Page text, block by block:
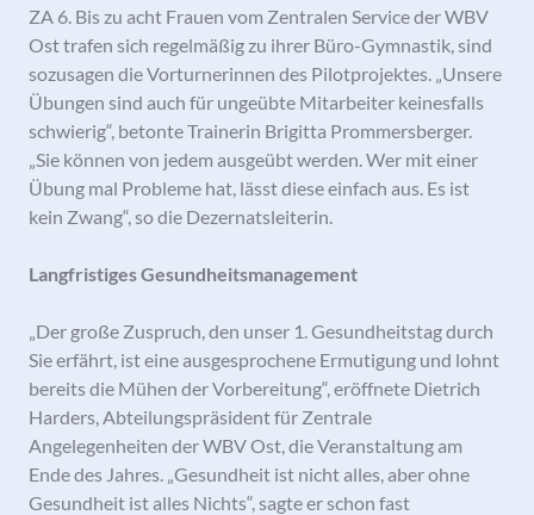
ZA 6. Bis zu acht Frauen vom Zentralen Service der WBV
Ost trafen sich regelmäßig zu ihrer Büro-Gymnastik, sind
sozusagen die Vorturnerinnen des Pilotprojektes. „Unsere
Übungen sind auch für ungeübte Mitarbeiter keinesfalls
schwierig“, betonte Trainerin Brigitta Prommersberger.
„Sie können von jedem ausgeübt werden. Wer mit einer
Übung mal Probleme hat, lässt diese einfach aus. Es ist
kein Zwang“, so die Dezernatsleiterin.
Langfristiges Gesundheitsmanagement
„Der große Zuspruch, den unser 1. Gesundheitstag durch
Sie erfährt, ist eine ausgesprochene Ermutigung und lohnt
bereits die Mühen der Vorbereitung“, eröffnete Dietrich
Harders, Abteilungspräsident für Zentrale
Angelegenheiten der WBV Ost, die Veranstaltung am
Ende des Jahres. „Gesundheit ist nicht alles, aber ohne
Gesundheit ist alles Nichts“, sagte er schon fast